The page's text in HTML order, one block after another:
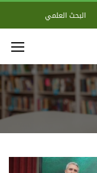
البحث العلمي